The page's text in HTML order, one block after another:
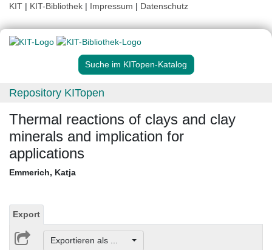
KIT | KIT-Bibliothek | Impressum | Datenschutz
Suche im KITopen-Katalog
Repository KITopen
Thermal reactions of clays and clay
minerals and implication for
applications
Emmerich, Katja
Export
Exportieren als ...